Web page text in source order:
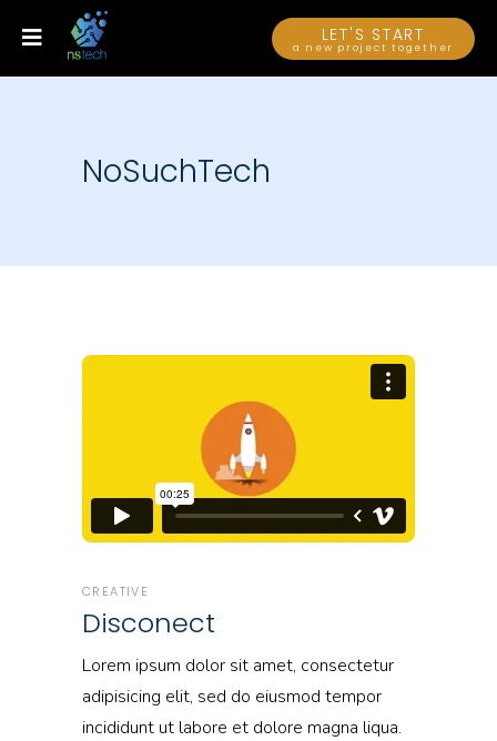
LET'S START
a new project together
NoSuchTech
CREATIVE
Disconect
Lorem ipsum dolor sit amet, consectetur
adipisicing elit, sed do eiusmod tempor
incididunt ut labore et dolore magna liqua.